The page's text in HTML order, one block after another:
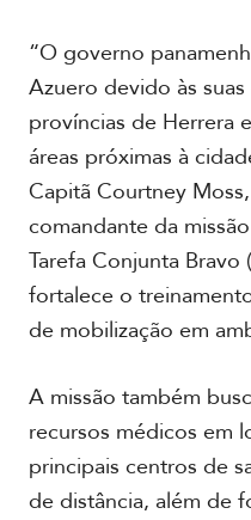
l
C
r
i
b
e
“O governo
Azuero devido às
províncias de Herrera
áreas próximas à
Capitã Courtney
comandante da
Tarefa Conjunta Bravo
fortalece o
de mobilização em
A missão também
recursos médicos em
principais centros de
de distância, além de